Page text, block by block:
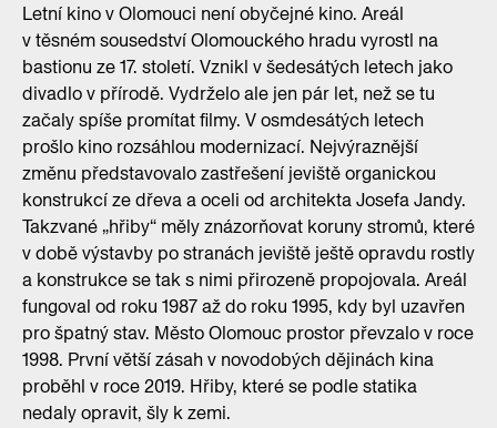
Letní kino v Olomouci není obyčejné kino. Areál
v těsném sousedství Olomouckého hradu vyrostl na
bastionu ze 17. století. Vznikl v šedesátých letech jako
divadlo v přírodě. Vydrželo ale jen pár let, než se tu
začaly spíše promítat filmy. V osmdesátých letech
prošlo kino rozsáhlou modernizací. Nejvýraznější
změnu představovalo zastřešení jeviště organickou
konstrukcí ze dřeva a oceli od architekta Josefa Jandy.
Takzvané „hřiby“ měly znázorňovat koruny stromů, které
v době výstavby po stranách jeviště ještě opravdu rostly
a konstrukce se tak s nimi přirozeně propojovala. Areál
fungoval od roku 1987 až do roku 1995, kdy byl uzavřen
pro špatný stav. Město Olomouc prostor převzalo v roce
1998. První větší zásah v novodobých dějinách kina
proběhl v roce 2019. Hřiby, které se podle statika
nedaly opravit, šly k zemi.